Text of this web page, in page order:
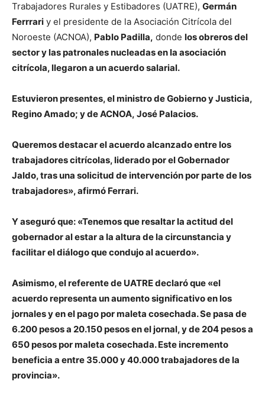
Trabajadores Rurales y Estibadores (UATRE), Germán
Ferrrari y el presidente de la Asociación Citrícola del
Noroeste (ACNOA), Pablo Padilla, donde los obreros del
sector y las patronales nucleadas en la asociación
citrícola, llegaron a un acuerdo salarial.
Estuvieron presentes, el ministro de Gobierno y Justicia,
Regino Amado; y de ACNOA, José Palacios.
Queremos destacar el acuerdo alcanzado entre los
trabajadores citrícolas, liderado por el Gobernador
Jaldo, tras una solicitud de intervención por parte de los
trabajadores», afirmó Ferrari.
Y aseguró que: «Tenemos que resaltar la actitud del
gobernador al estar a la altura de la circunstancia y
facilitar el diálogo que condujo al acuerdo».
Asimismo, el referente de UATRE declaró que «el
acuerdo representa un aumento significativo en los
jornales y en el pago por maleta cosechada. Se pasa de
6.200 pesos a 20.150 pesos en el jornal, y de 204 pesos a
650 pesos por maleta cosechada. Este incremento
beneficia a entre 35.000 y 40.000 trabajadores de la
provincia».